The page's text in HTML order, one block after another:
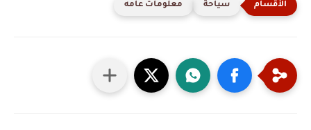
سياحة معلومات عامه